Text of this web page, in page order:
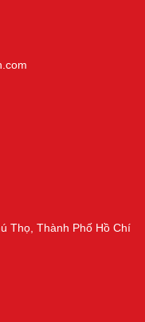
Thọ, Thành Phố Hồ Chí